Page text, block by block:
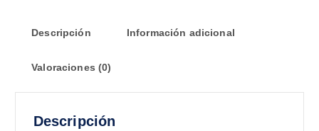
Descripción Información adicional
Valoraciones (0)
Descripción